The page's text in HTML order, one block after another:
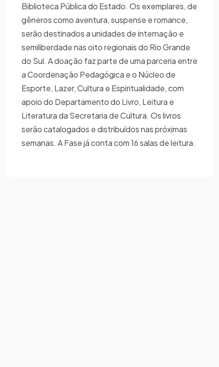
Biblioteca Pública do Estado. Os exemplares, de
gêneros como aventura, suspense e romance,
serão destinados a unidades de internação e
semiliberdade nas oito regionais do Rio Grande
do Sul. A doação faz parte de uma parceria entre
a Coordenação Pedagógica e o Núcleo de
Esporte, Lazer, Cultura e Espiritualidade, com
apoio do Departamento do Livro, Leitura e
Literatura da Secretaria de Cultura. Os livros
serão catalogados e distribuídos nas próximas
semanas. A Fase já conta com 16 salas de leitura.